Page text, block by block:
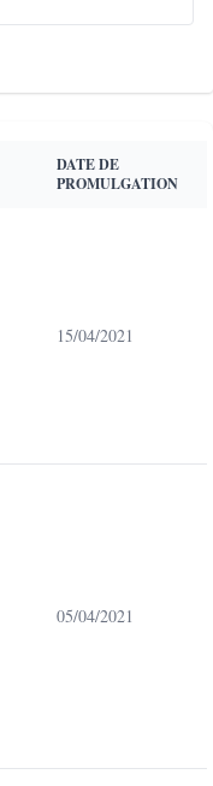
DATE DE
PROMULGATION
15/04/2021
05/04/2021